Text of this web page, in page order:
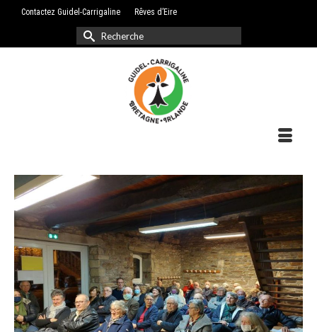
Contactez Guidel-Carrigaline Rêves d’Eire
Rechercher :